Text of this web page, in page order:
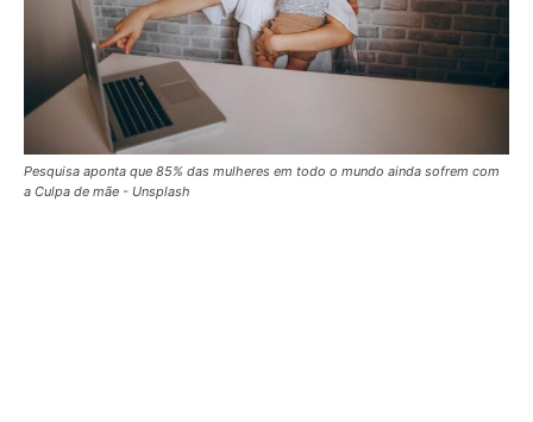
Pesquisa aponta que 85% das mulheres em todo o mundo ainda sofrem com
a Culpa de mãe - Unsplash